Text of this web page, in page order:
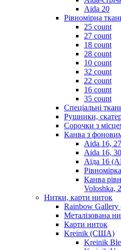
Aida 20
Рівномірна
25 count
27 count
18 count
28 count
10 count
32 count
22 count
16 count
35 count
Спеціальні
Рушники,
Сорочки з
Канва з
Aida 16,
Aida 16,
Аїда 16
Канва
Voloshka,
Нитки, карти ниток
Rainbow
Металізована
Карти ниток
Kreinik (США)
Kreinik